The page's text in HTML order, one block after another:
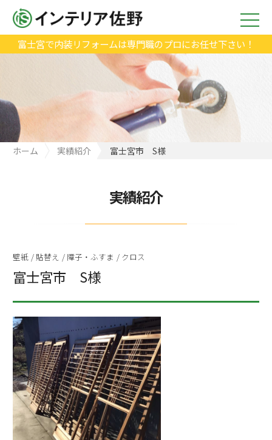
富士宮で内装リフォームは専門職のプロにお任せ下さい！
ホーム 実績紹介 富士宮市 S様
実績紹介
壁紙 / 貼替え / 障子・ふすま / クロス
富士宮市 S様